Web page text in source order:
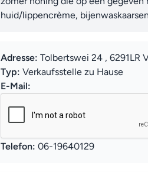
huid/lippencrème,
Adresse: Tolbertswei 24 , 6291LR
Typ: Verkaufsstelle zu Hause
E-Mail:
Telefon: 06-19640129